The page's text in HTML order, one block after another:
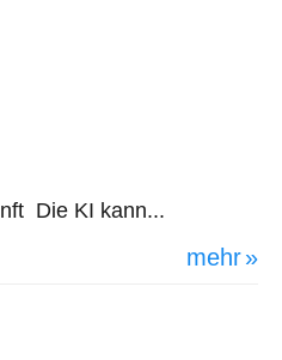
Die KI kann...
mehr